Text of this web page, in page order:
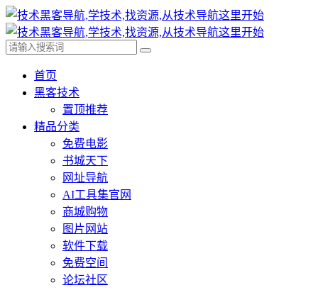
首页
黑客技术
置顶推荐
精品分类
免费电影
书城天下
网址导航
AI工具集官网
商城购物
图片网站
软件下载
免费空间
论坛社区